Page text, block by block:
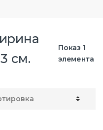
см.
Показ 1
элемента